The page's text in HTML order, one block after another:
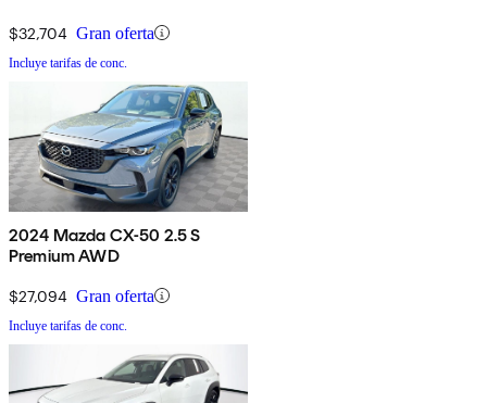
$32,704 Gran oferta
Incluye tarifas de conc.
2024 Mazda CX-50 2.5 S
Premium AWD
$27,094 Gran oferta
Incluye tarifas de conc.